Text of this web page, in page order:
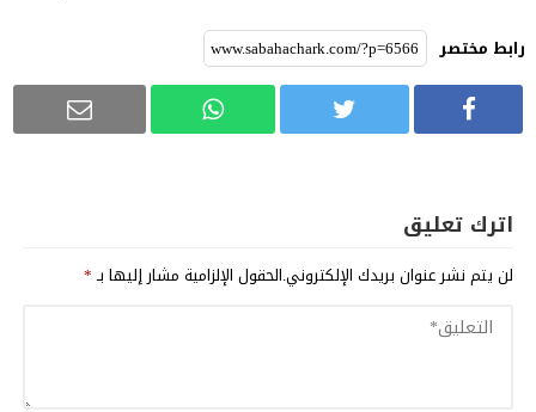
رابط مختصر
اترك تعليق
لن يتم نشر عنوان بريدك الإلكتروني.الحقول الإلزامية مشار إليها بـ*